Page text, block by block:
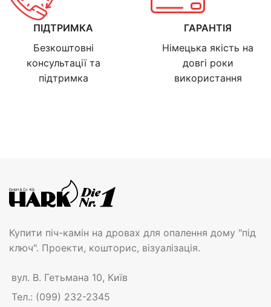
ПІДТРИМКА
Безкоштовні
консультації та
підтримка
ГАРАНТІЯ
Німецька якість на
довгі роки
використання
Купити піч-камін на дровах для опалення дому "під
ключ". Проекти, кошторис, візуалізація.
вул. В. Гетьмана 10, Київ
Тел.: (099) 232-2345